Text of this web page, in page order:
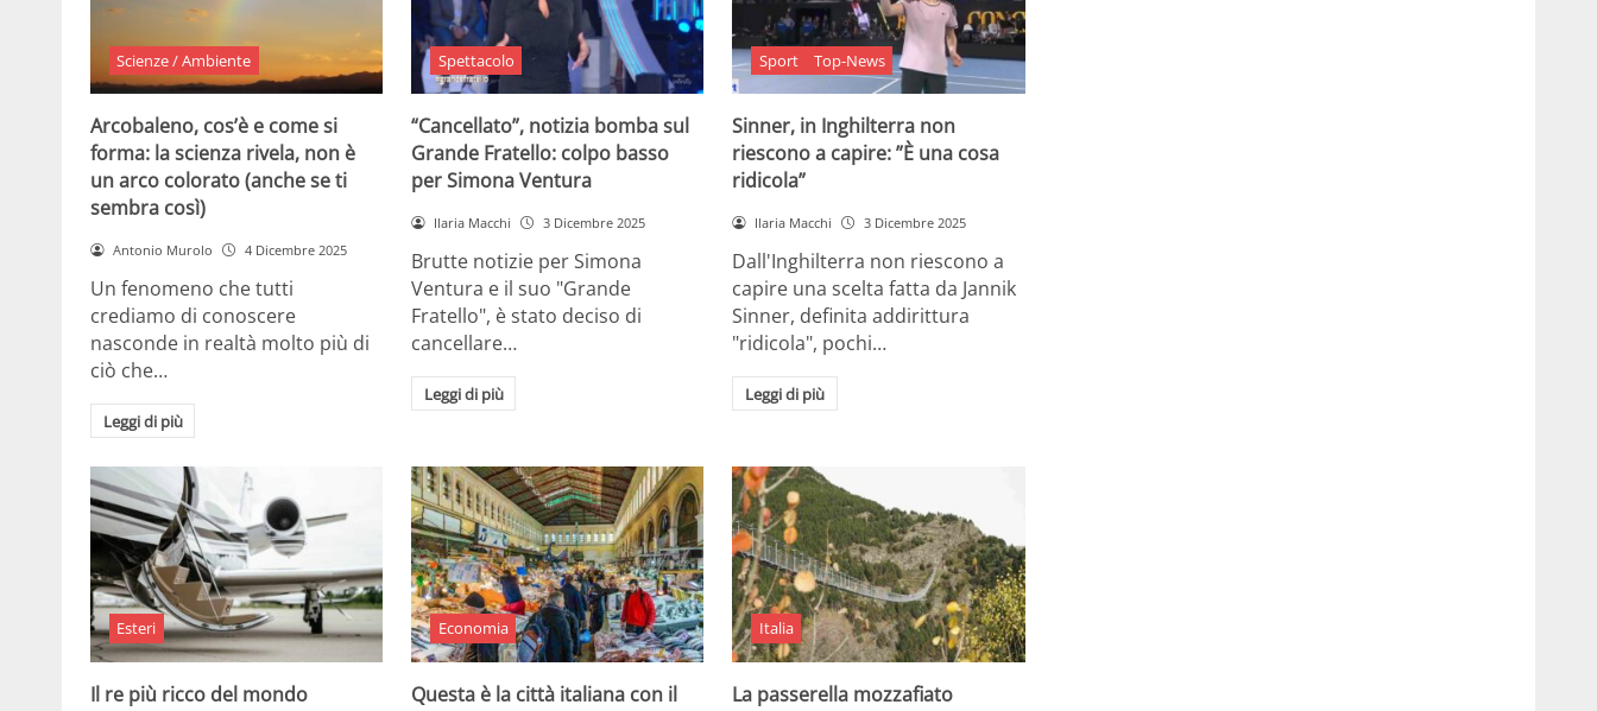
Scienze / Ambiente
Arcobaleno, cos’è e come si
forma: la scienza rivela, non è
un arco colorato (anche se ti
sembra così)
Antonio Murolo 4 Dicembre 2025
Un fenomeno che tutti
crediamo di conoscere
nasconde in realtà molto più di
ciò che…
Leggi di più
Spettacolo
“Cancellato”, notizia bomba sul
Grande Fratello: colpo basso
per Simona Ventura
Ilaria Macchi 3 Dicembre 2025
Brutte notizie per Simona
Ventura e il suo "Grande
Fratello", è stato deciso di
cancellare…
Leggi di più
Sport Top-News
Sinner, in Inghilterra non
riescono a capire: ”È una cosa
ridicola”
Ilaria Macchi 3 Dicembre 2025
Dall'Inghilterra non riescono a
capire una scelta fatta da Jannik
Sinner, definita addirittura
"ridicola", pochi…
Leggi di più
Esteri
Il re più ricco del mondo
Economia
Questa è la città italiana con il
Italia
La passerella mozzafiato